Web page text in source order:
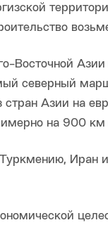
Восточной
северный
стран Азии на
на 900
Иран